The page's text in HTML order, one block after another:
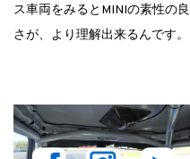
ス車両をみるとMINIの素性の良
さが、より理解出来るんです。